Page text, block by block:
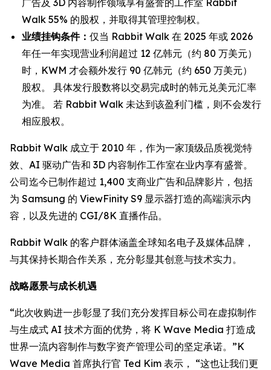
广告及 3D 内容制作领域享有盛誉的工作室 Rabbit
Walk 55% 的股权，并取得其管理控制权。
业绩挂钩条件： 仅当 Rabbit Walk 在 2025 年或 2026
年任一年实现营业利润超过 12 亿韩元（约 80 万美元）
时，KWM 才会额外发行 90 亿韩元（约 650 万美元）
股权。 具体发行股数将以交易完成时的韩元兑美元汇率
为准。 若 Rabbit Walk 未达到该盈利门槛，则不会发行
相应股权。
Rabbit Walk 成立于 2010 年，作为一家顶级品质视觉特
效、AI 驱动广告和 3D 内容制作工作室在业内享有盛誉。
公司迄今已制作超过 1,400 支商业广告和品牌影片，包括
为 Samsung 的 ViewFinity S9 显示器打造的高端演示内
容，以及先进的 CGI/8K 直播作品。
Rabbit Walk 的客户群体涵盖全球知名电子及媒体品牌，
与其保持长期合作关系，充分彰显其创意与技术实力。
战略愿景与成长机遇
“此次收购进一步彰显了我们充分发挥目标公司在虚拟制作
与生成式 AI 技术方面的优势，将 K Wave Media 打造成
世界一流内容制作与数字资产管理公司的坚定承诺。”K
Wave Media 首席执行官 Ted Kim 表示， “这也让我们更